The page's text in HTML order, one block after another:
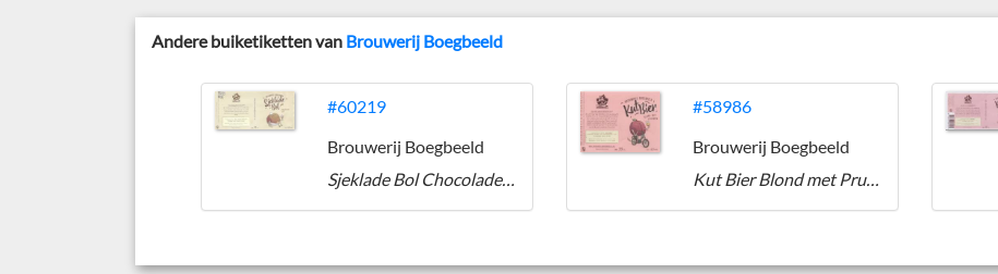
Andere buiketiketten van Brouwerij Boegbeeld
#60219
Brouwerij Boegbeeld
Sjeklade Bol Chocolade Bier
#58986
Brouwerij Boegbeeld
Kut Bier Blond met Pruimen